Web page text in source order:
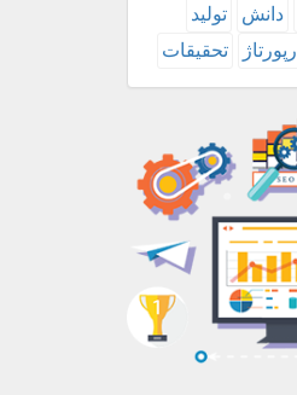
دانش
تولید
رپورتاژ تحقیقات